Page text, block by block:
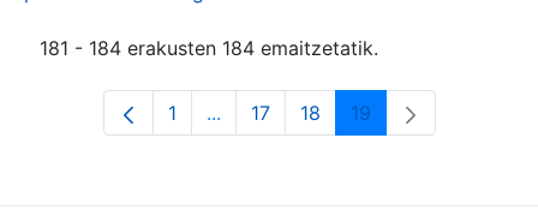
181 - 184 erakusten 184 emaitzetatik.
Orrialdea
1 ...Intermediate Pages Use TAB to
Orrialdea
17 Orrialdea
18 Orrialdea
19